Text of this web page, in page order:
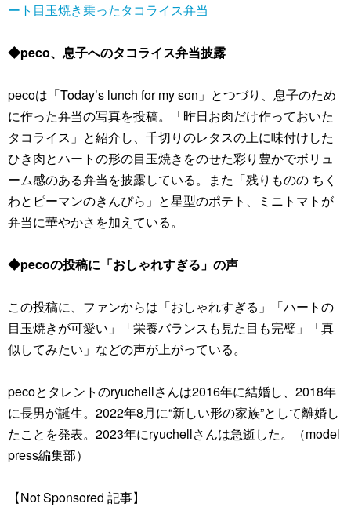
ート目玉焼き乗ったタコライス弁当
◆peco、息子へのタコライス弁当披露
pecoは「Today’s lunch for my son」とつづり、息子のため
に作った弁当の写真を投稿。「昨日お肉だけ作っておいた
タコライス」と紹介し、千切りのレタスの上に味付けした
ひき肉とハートの形の目玉焼きをのせた彩り豊かでボリュ
ーム感のある弁当を披露している。また「残りものの ちく
わとピーマンのきんぴら」と星型のポテト、ミニトマトが
弁当に華やかさを加えている。
◆pecoの投稿に「おしゃれすぎる」の声
この投稿に、ファンからは「おしゃれすぎる」「ハートの
目玉焼きが可愛い」「栄養バランスも見た目も完璧」「真
似してみたい」などの声が上がっている。
pecoとタレントのryuchellさんは2016年に結婚し、2018年
に長男が誕生。2022年8月に“新しい形の家族”として離婚し
たことを発表。2023年にryuchellさんは急逝した。（model
press編集部）
【Not Sponsored 記事】